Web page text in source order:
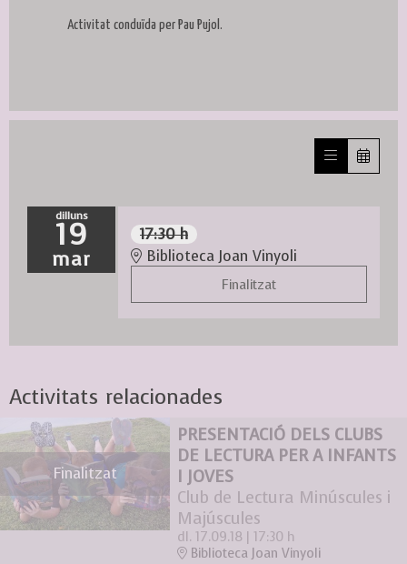
Activitat conduïda per Pau Pujol.
dilluns
19
mar
17:30 h
Biblioteca Joan Vinyoli
Finalitzat
Activitats relacionades
Finalitzat
PRESENTACIÓ DELS CLUBS
DE LECTURA PER A INFANTS
I JOVES
Club de Lectura Minúscules i
Majúscules
dl. 17.09.18 | 17:30 h
Biblioteca Joan Vinyoli